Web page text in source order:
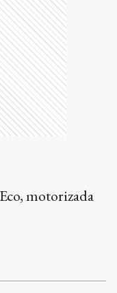
motorizada